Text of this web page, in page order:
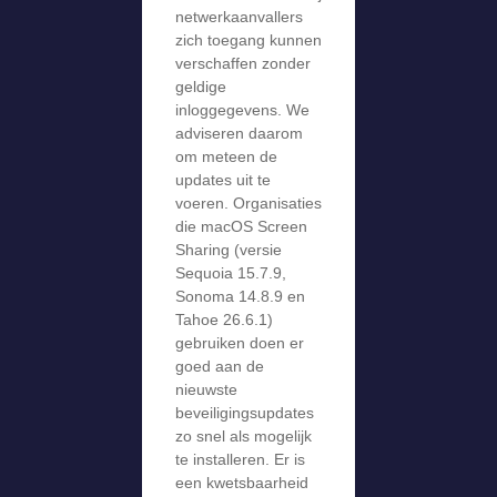
netwerkaanvallers
zich toegang kunnen
verschaffen zonder
geldige
inloggegevens. We
adviseren daarom
om meteen de
updates uit te
voeren. Organisaties
die macOS Screen
Sharing (versie
Sequoia 15.7.9,
Sonoma 14.8.9 en
Tahoe 26.6.1)
gebruiken doen er
goed aan de
nieuwste
beveiligingsupdates
zo snel als mogelijk
te installeren. Er is
een kwetsbaarheid